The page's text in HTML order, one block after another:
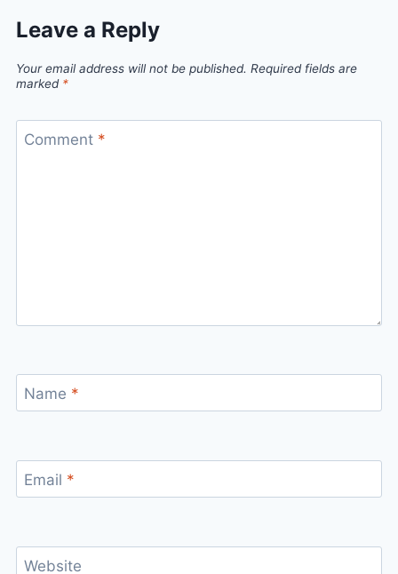
Leave a Reply
Your email address will not be published. Required fields are
marked *
Comment *
Name *
Email *
Website